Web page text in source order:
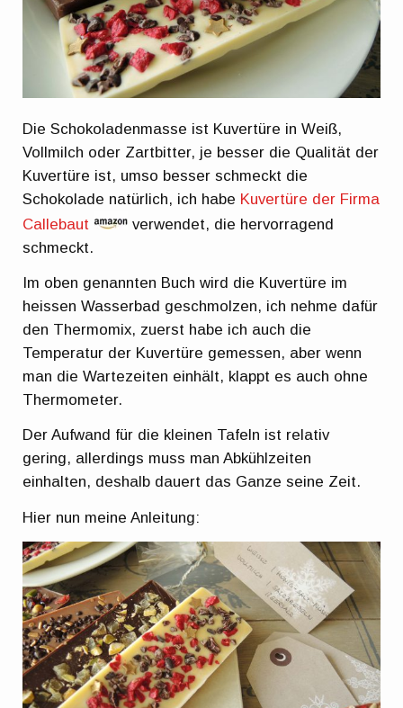
Die Schokoladenmasse ist Kuvertüre in Weiß,
Vollmilch oder Zartbitter, je besser die Qualität der
Kuvertüre ist, umso besser schmeckt die
Schokolade natürlich, ich habe Kuvertüre der Firma
Callebaut
verwendet, die hervorragend
schmeckt.
Im oben genannten Buch wird die Kuvertüre im
heissen Wasserbad geschmolzen, ich nehme dafür
den Thermomix, zuerst habe ich auch die
Temperatur der Kuvertüre gemessen, aber wenn
man die Wartezeiten einhält, klappt es auch ohne
Thermometer.
Der Aufwand für die kleinen Tafeln ist relativ
gering, allerdings muss man Abkühlzeiten
einhalten, deshalb dauert das Ganze seine Zeit.
Hier nun meine Anleitung: